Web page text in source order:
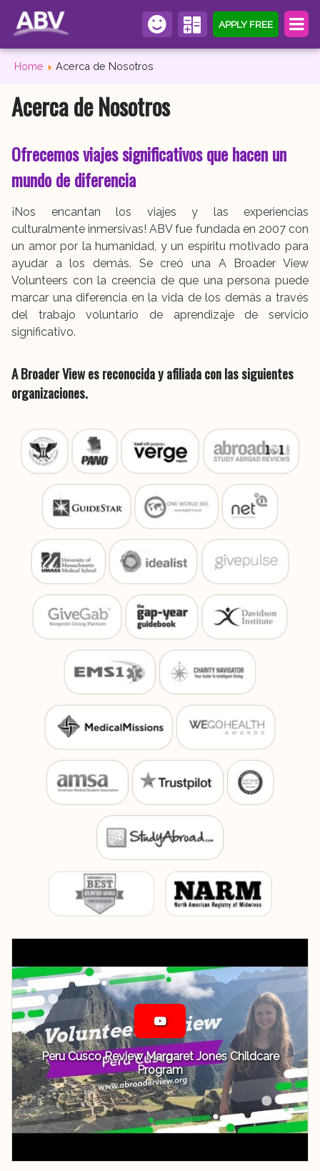
APPLY FREE
Home Acerca de Nosotros
Acerca de Nosotros
Ofrecemos viajes significativos que hacen un
mundo de diferencia
¡Nos encantan los viajes y las experiencias
culturalmente inmersivas! ABV fue fundada en 2007 con
un amor por la humanidad, y un espíritu motivado para
ayudar a los demás. Se creó una A Broader View
Volunteers con la creencia de que una persona puede
marcar una diferencia en la vida de los demás a través
del trabajo voluntario de aprendizaje de servicio
significativo.
A Broader View es reconocida y afiliada con las siguientes
organizaciones.
Peru Cusco Review Margaret Jones Childcare
Program